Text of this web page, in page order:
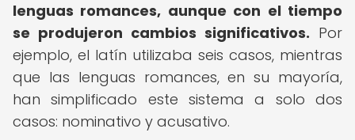
lenguas romances, aunque con el tiempo
se produjeron cambios significativos. Por
ejemplo, el latín utilizaba seis casos, mientras
que las lenguas romances, en su mayoría,
han simplificado este sistema a solo dos
casos: nominativo y acusativo.